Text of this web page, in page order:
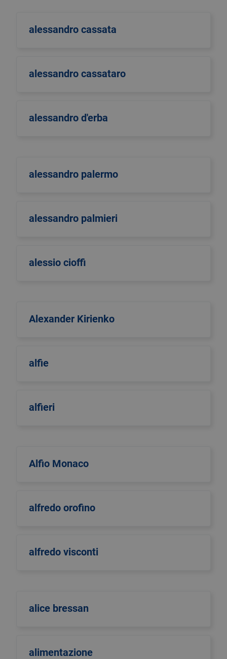
alessandro cassata
alessandro cassataro
alessandro d'erba
alessandro palermo
alessandro palmieri
alessio cioffi
Alexander Kirienko
alfie
alfieri
Alfio Monaco
alfredo orofino
alfredo visconti
alice bressan
alimentazione